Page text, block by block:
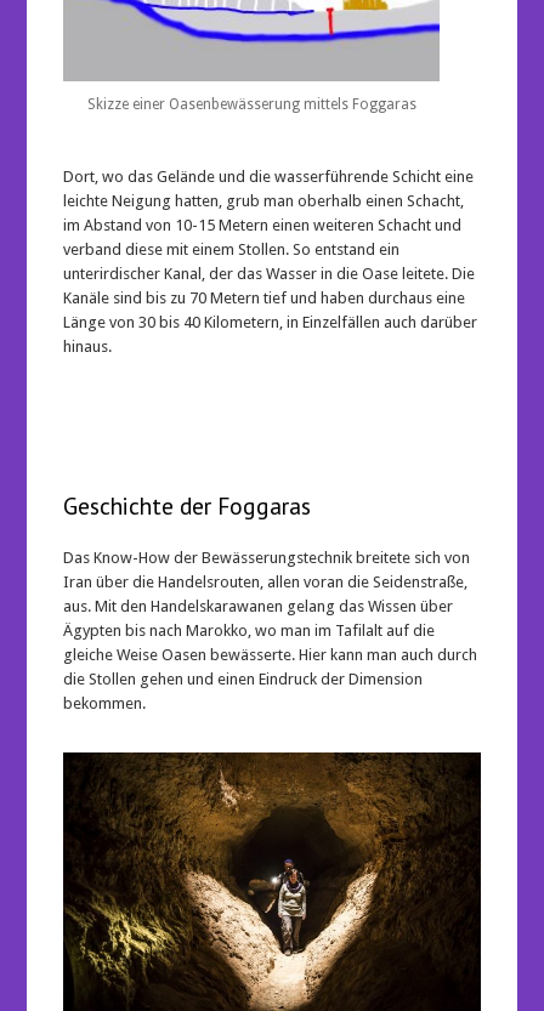
Skizze einer Oasenbewässerung mittels Foggaras
Dort, wo das Gelände und die wasserführende Schicht eine
leichte Neigung hatten, grub man oberhalb einen Schacht,
im Abstand von 10-15 Metern einen weiteren Schacht und
verband diese mit einem Stollen. So entstand ein
unterirdischer Kanal, der das Wasser in die Oase leitete. Die
Kanäle sind bis zu 70 Metern tief und haben durchaus eine
Länge von 30 bis 40 Kilometern, in Einzelfällen auch darüber
hinaus.
Geschichte der Foggaras
Das Know-How der Bewässerungstechnik breitete sich von
Iran über die Handelsrouten, allen voran die Seidenstraße,
aus. Mit den Handelskarawanen gelang das Wissen über
Ägypten bis nach Marokko, wo man im Tafilalt auf die
gleiche Weise Oasen bewässerte. Hier kann man auch durch
die Stollen gehen und einen Eindruck der Dimension
bekommen.